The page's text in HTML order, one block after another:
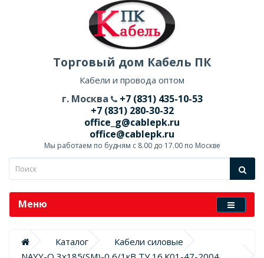
Торговый дом Кабель ПК
Кабели и провода оптом
г. Москва
+7 (831) 435-10-53
+7 (831) 280-30-32
office_g@cablepk.ru
office@cablepk.ru
Мы работаем по будням с 8.00 до 17.00 по Москве
Меню
Каталог
Кабели силовые